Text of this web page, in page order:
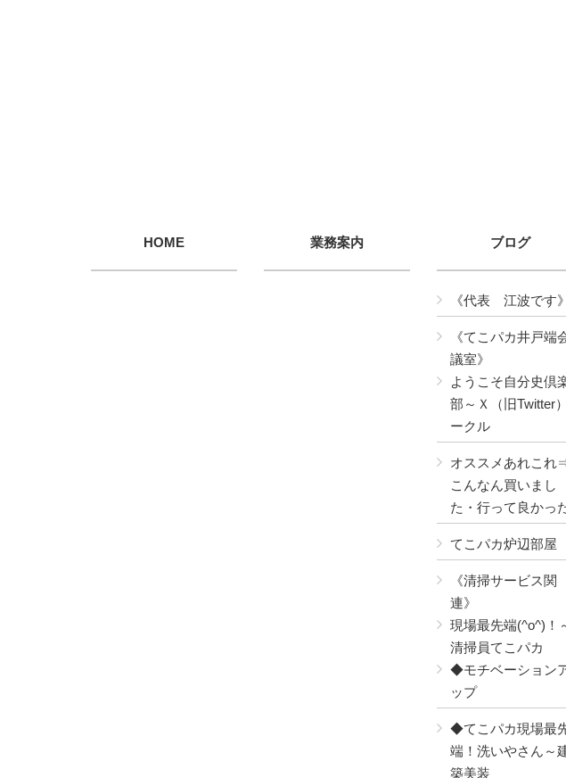
HOME 業務案内 ブログ
《代表 江波です》
《てこパカ井戸端
議室》
ようこそ自分史倶
部～Ｘ（旧Twitter
ークル
オススメあれこれ
こんなん買いまし
た・行って良かっ
てこパカ炉辺部屋
《清掃サービス関
連》
現場最先端(^o^)！
清掃員てこパカ
◆モチベーション
ップ
◆てこパカ現場最
端！洗いやさん～
築美装